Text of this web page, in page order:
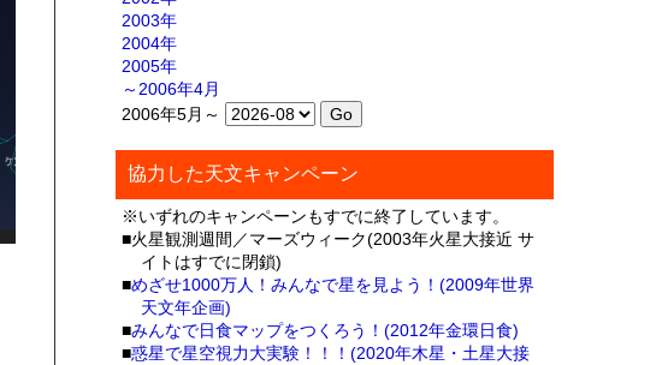
2003年
2004年
2005年
～2006年4月
2006年5月～
協力した天文キャンペーン
※いずれのキャンペーンもすでに終了しています。
■火星観測週間／マーズウィーク(2003年火星大接近 サ
イトはすでに閉鎖)
■めざせ1000万人！みんなで星を見よう！(2009年世界
天文年企画)
■みんなで日食マップをつくろう！(2012年金環日食)
■惑星で星空視力大実験！！！(2020年木星・土星大接